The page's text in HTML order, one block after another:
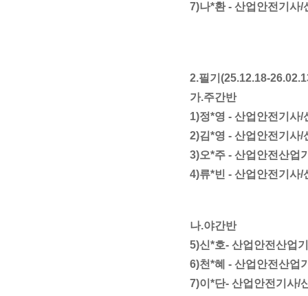
7)나*환 - 산업안전기사/
2.필기(25.12.18-
가.주간반
1)정*영 - 산업안전기사
2)김*영 - 산업안전기사/
3)오*주 - 산업안전산업
4)류*빈 - 산업안전기사/
나.야간반
5)신*호- 산업안전산업
6)천*혜 - 산업안전산업
7)이*단- 산업안전기사/